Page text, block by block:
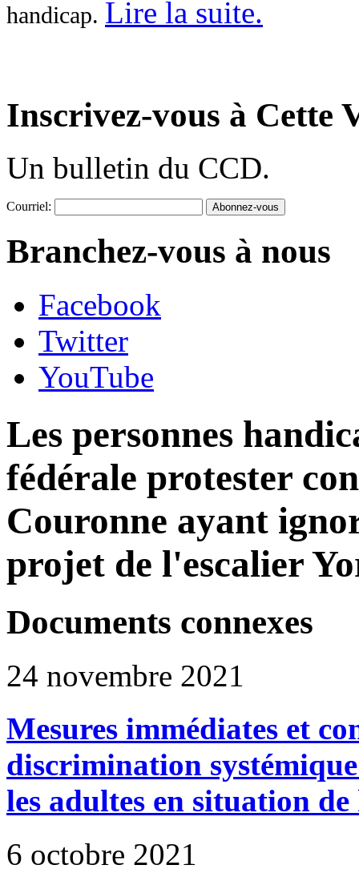
handicap. Lire la suite.
Inscrivez-vous à Cette
Un bulletin du CCD.
Courriel:
Branchez-vous à nous
Facebook
Twitter
YouTube
Les personnes
fédérale protester
Couronne ayant
projet de l'escalier
Documents connexes
24 novembre 2021
Mesures immédiates et
discrimination
les adultes en situation
6 octobre 2021